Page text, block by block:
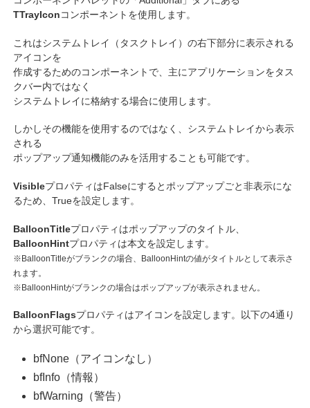
TTrayIconコンポーネントを使用します。
これはシステムトレイ（タスクトレイ）の右下部分に表示される
アイコンを
作成するためのコンポーネントで、主にアプリケーションをタス
クバー内ではなく
システムトレイに格納する場合に使用します。
しかしその機能を使用するのではなく、システムトレイから表示
される
ポップアップ通知機能のみを活用することも可能です。
VisibleプロパティはFalseにするとポップアップごと非表示にな
るため、Trueを設定します。
BalloonTitleプロパティはポップアップのタイトル、
BalloonHintプロパティは本文を設定します。
※BalloonTitleがブランクの場合、BalloonHintの値がタイトルとして表示さ
れます。
※BalloonHintがブランクの場合はポップアップが表示されません。
BalloonFlagsプロパティはアイコンを設定します。以下の4通り
から選択可能です。
bfNone（アイコンなし）
bfInfo（情報）
bfWarning（警告）